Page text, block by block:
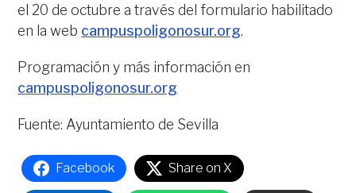
el 20 de octubre a través del formulario habilitado
en la web campuspoligonosur.org.
Programación y más información en
campuspoligonosur.org
Fuente: Ayuntamiento de Sevilla
Facebook Share on X